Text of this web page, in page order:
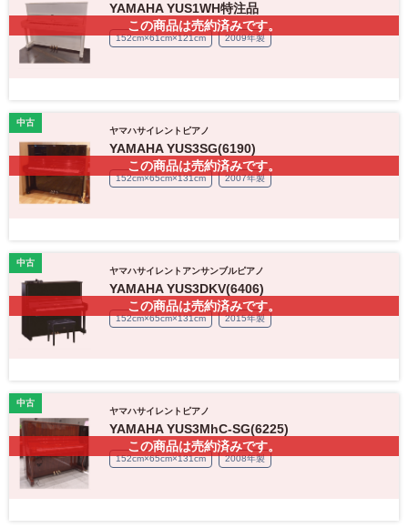
この商品は売約済みです。
YAMAHA YUS1WH特注品
152cm×61cm×121cm 2009年製
この商品は売約済みです。
中古
ヤマハサイレントピアノ
YAMAHA YUS3SG(6190)
152cm×65cm×131cm 2007年製
この商品は売約済みです。
中古
ヤマハサイレントアンサンブルピアノ
YAMAHA YUS3DKV(6406)
152cm×65cm×131cm 2015年製
この商品は売約済みです。
中古
ヤマハサイレントピアノ
YAMAHA YUS3MhC-SG(6225)
152cm×65cm×131cm 2008年製